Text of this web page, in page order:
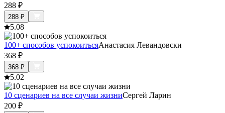
288 ₽
288 ₽
5.08
100+ способов успокоитьсяАнастасия Левандовски
368 ₽
368 ₽
5.02
10 сценариев на все случаи жизниСергей Ларин
200 ₽